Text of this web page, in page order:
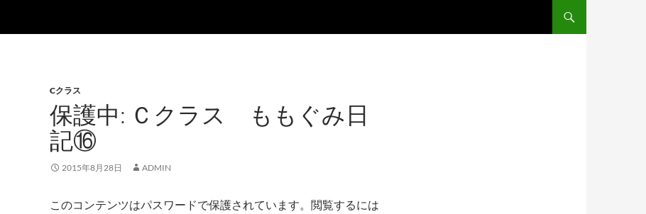
Cクラス
保護中: Ｃクラス ももぐみ日
記⑯
2015年8月28日 ADMIN
このコンテンツはパスワードで保護されています。閲覧するには